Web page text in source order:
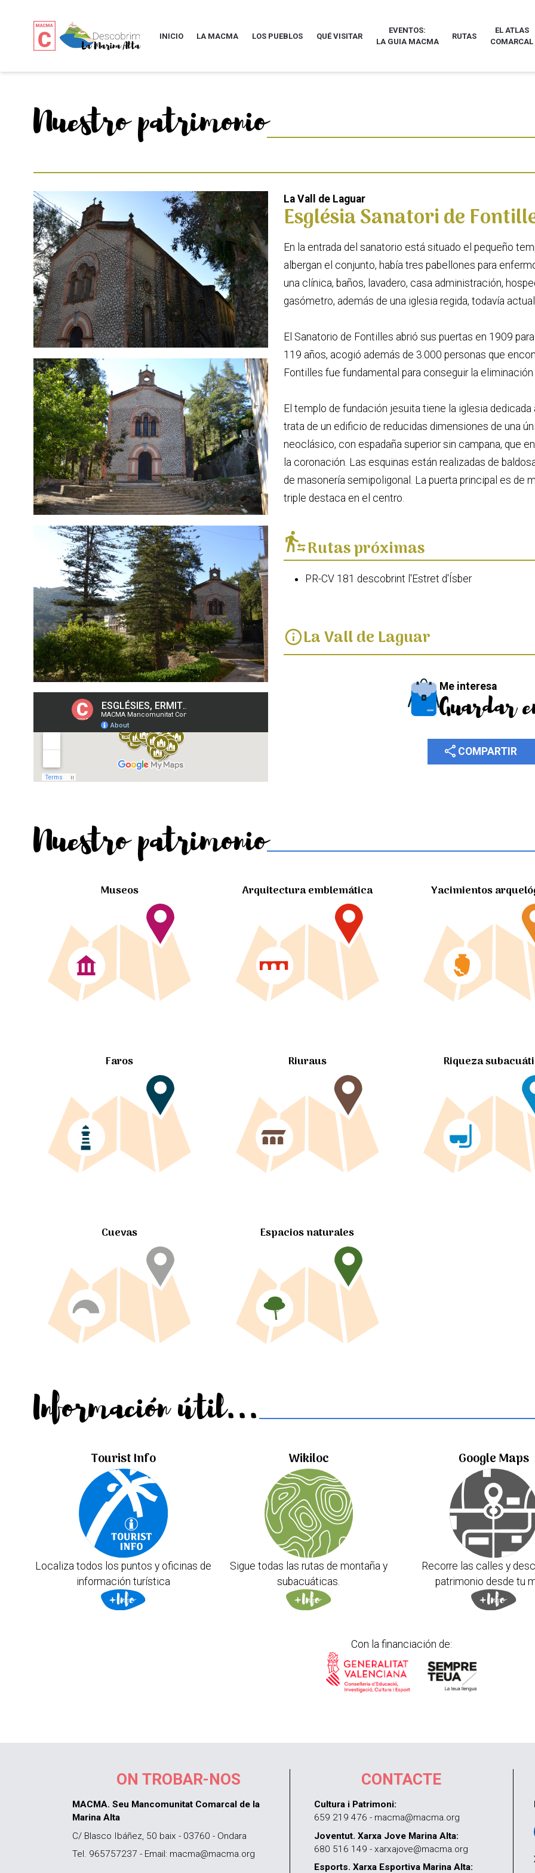
INICIO LA MACMA LOS PUEBLOS QUÉ VISITAR
EVENTOS:
LA GUIA MACMA
RUTAS
EL ATLAS
COMARCAL
Nuestro patrimonio
La Vall de Laguar
Església Sanatori de
En la entrada del sanatorio está situado el pequeño
albergan el conjunto, había tres pabellones para
una clínica, baños, lavadero, casa administración,
gasómetro, además de una iglesia regida, todavía
El Sanatorio de Fontilles abrió sus puertas en 1909
119 años, acogió además de 3.000 personas que
Fontilles fue fundamental para conseguir la eliminación
El templo de fundación jesuita tiene la iglesia dedicada
trata de un edificio de reducidas dimensiones de una
neoclásico, con espadaña superior sin campana, que
la coronación. Las esquinas están realizadas de
de masonería semipoligonal. La puerta principal es de
triple destaca en el centro.
transfer_within_a_stationRutas próximas
PR-CV 181 descobrint l'Estret d'Ísber
infoLa Vall de Laguar
Me interesa
Guardar
share COMPARTIR
Nuestro patrimonio
Museos Arquitectura emblemática Yacimientos
Faros Riuraus Riqueza
Cuevas Espacios naturales
Información útil...
Tourist Info
Localiza todos los puntos y oficinas de
información turística
Wikiloc
Sigue todas las rutas de montaña y
subacuáticas.
Google Maps
Recorre las calles y
patrimonio desde tu
Con la financiación de:
ON TROBAR-NOS
MACMA. Seu Mancomunitat Comarcal de la
Marina Alta
C/ Blasco Ibáñez, 50 baix - 03760 - Ondara
Tel. 965757237 - Email: macma@macma.org
CONTACTE
Cultura i Patrimoni:
659 219 476 - macma@macma.org
Joventut. Xarxa Jove Marina Alta:
680 516 149 - xarxajove@macma.org
Esports. Xarxa Esportiva Marina Alta: